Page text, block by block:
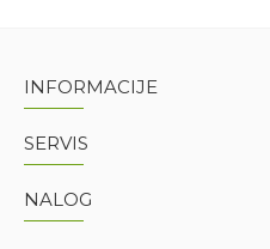
INFORMACIJE
SERVIS
NALOG